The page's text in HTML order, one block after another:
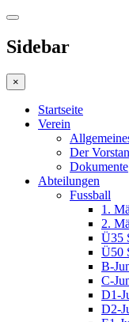
Sidebar
×
Startseite
Verein
Der
Dokumente
Abteilungen
Fussball
1.
2.
Ü35
Ü50
B-
C-
D1-
D2-